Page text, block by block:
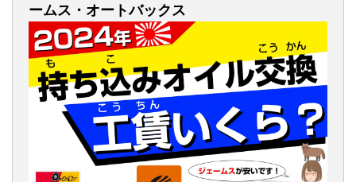
ームス・オートバックス